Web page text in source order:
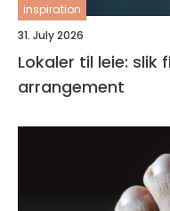
inspiration
31. July 2026
Lokaler til leie:
arrangement